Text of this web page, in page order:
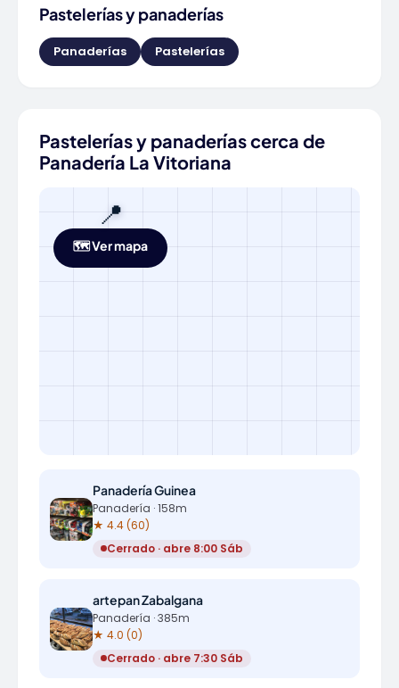
Pastelerías y panaderías
Panaderías Pastelerías
Pastelerías y panaderías cerca de
Panadería La Vitoriana
📍
🗺️ Ver mapa
Panadería Guinea
Panadería · 158m
★ 4.4 (60)
Cerrado · abre 8:00 Sáb
artepan Zabalgana
Panadería · 385m
★ 4.0 (0)
Cerrado · abre 7:30 Sáb